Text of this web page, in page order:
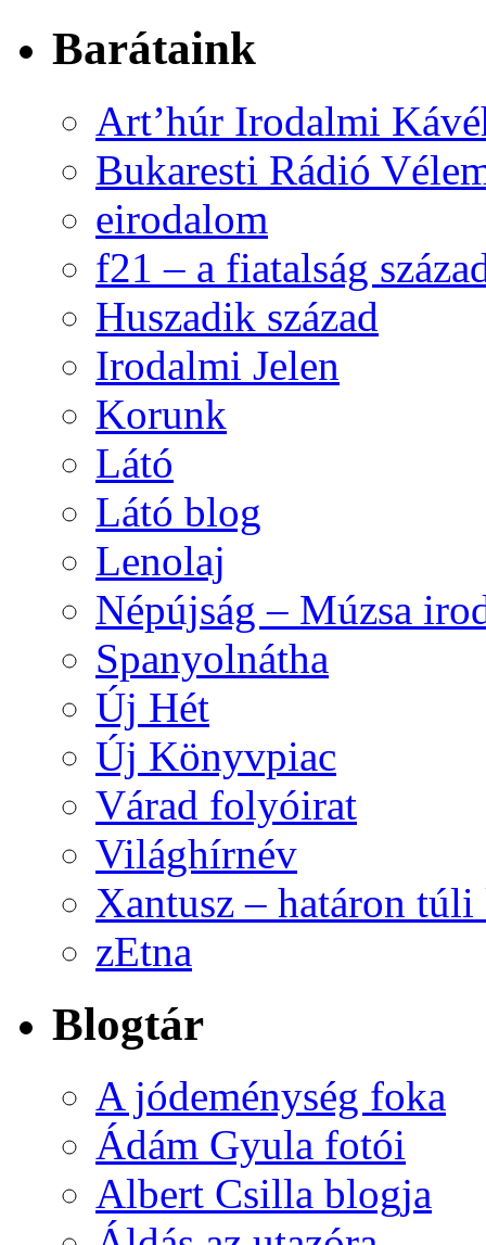
Barátaink
Art’húr Irodalmi
Bukaresti Rádió
eirodalom
f21 – a fiatalság
Huszadik század
Irodalmi Jelen
Korunk
Látó
Látó blog
Lenolaj
Népújság – Múzsa
Spanyolnátha
Új Hét
Új Könyvpiac
Várad folyóirat
Világhírnév
Xantusz – határon
zEtna
Blogtár
A jódeménység foka
Ádám Gyula fotói
Albert Csilla blogja